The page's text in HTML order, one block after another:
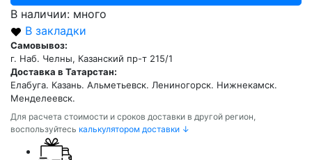
В наличии: много
В закладки
Самовывоз:
г. Наб. Челны, Казанский пр-т 215/1
Доставка в Татарстан:
Елабуга. Казань. Альметьевск. Лениногорск. Нижнекамск.
Менделеевск.
Для расчета стоимости и сроков доставки в другой регион,
воспользуйтесь калькулятором доставки ↓